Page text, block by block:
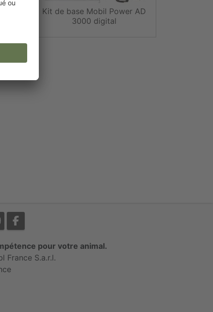
Kit de base Mobil Power AD
3000 digital
pour votre animal.
France S.a.r.l.